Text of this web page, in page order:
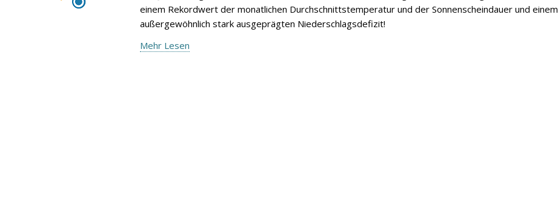
einem Rekordwert der monatlichen Durchschnittstemperatur und der Sonnenscheindauer und einem
außergewöhnlich stark ausgeprägten Niederschlagsdefizit!
Mehr Lesen